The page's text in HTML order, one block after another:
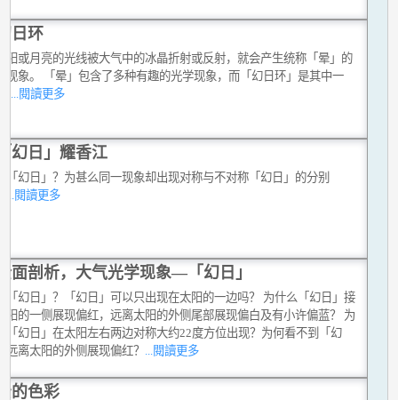
日环
阳或月亮的光线被大气中的冰晶折射或反射，就会产生统称「晕」的
现象。 「晕」包含了多种有趣的光学现象，而「幻日环」是其中一
...閱讀更多
幻日」耀香江
「幻日」？为甚么同一现象却出现对称与不对称「幻日」的分别
...閱讀更多
面剖析，大气光学现象—「幻日」
「幻日」？「幻日」可以只出现在太阳的一边吗？ 为什么「幻日」接
阳的一侧展现偏红，远离太阳的外侧尾部展现偏白及有小许偏蓝？ 为
「幻日」在太阳左右两边对称大约22度方位出现？为何看不到「幻
远离太阳的外侧展现偏红？
...閱讀更多
的色彩